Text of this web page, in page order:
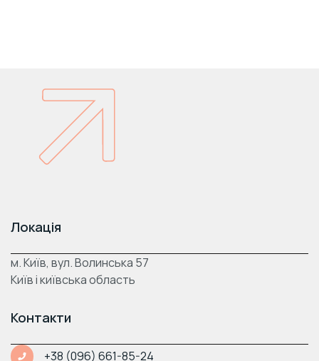
Локація
м. Київ, вул. Волинська 57
Київ і київська область
Контакти
+38 (096) 661-85-24